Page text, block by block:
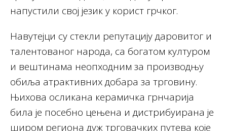
напустили свој језик у корист грчког.
Навутејци су стекли репутацију даровитог и
талентованог народа, са богатом културом
и вештинама неопходним за производњу
обиља атрактивних добара за трговину.
Њихова осликана керамичка грнчарија
била је посебно цењена и дистрибуирана је
широм региона дуж трговачких путева које